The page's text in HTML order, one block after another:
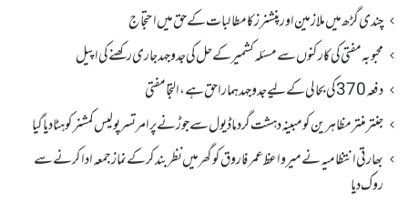
چندی گڑھ میں ملازمین اور پنشنرز کا مطالبات کے حق میں احتجاج
محبوبہ مفتی کی کارکنوں سے مسئلہ کشمیر کے حل کی جدوجہد جاری رکھنے کی اپیل
دفعہ370کی بحالی کے لیے جدوجہد ہمارا حق ہے، التجا مفتی
جنتر منتر مظاہرین کو مبینہ دہشت گرد ماڈیول سے جوڑنے پر امرتسر پولیس کمشنر کو ہٹا دیاگیا
بھارتی انتظامیہ نے میر واعظ عمر فاروق کو گھر میں نظر بندکر کے نماز جمعہ ادا کرنے سے
روک دیا